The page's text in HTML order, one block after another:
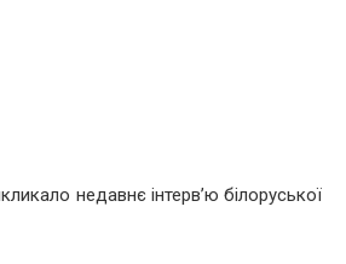
недавнє інтерв’ю білоруської